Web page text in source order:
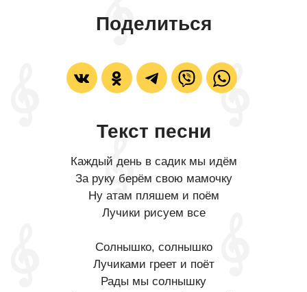
Поделиться
Текст песни
Каждый день в садик мы идём
За руку берём свою мамочку
Ну атам пляшем и поём
Лучики рисуем все
Солнышко, солнышко
Лучиками греет и поёт
Рады мы солнышку